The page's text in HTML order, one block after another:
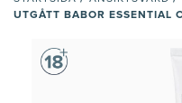
UTGÅTT BABOR ESSENTIAL